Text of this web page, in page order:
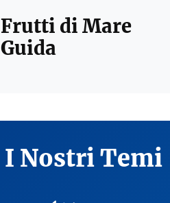
Frutti di Mare
Guida
I Nostri Temi